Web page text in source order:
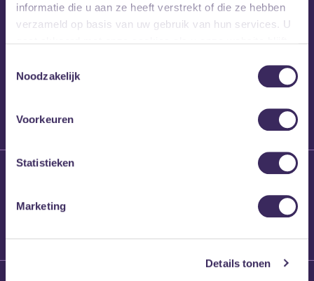
informatie die u aan ze heeft verstrekt of die ze hebben
verzameld op basis van uw gebruik van hun services. U
Noodzakelijk
Voorkeuren
Statistieken
Marketing
Details tonen
26 maart 2026
Willem’s Blog: High
Brennt Vanneste